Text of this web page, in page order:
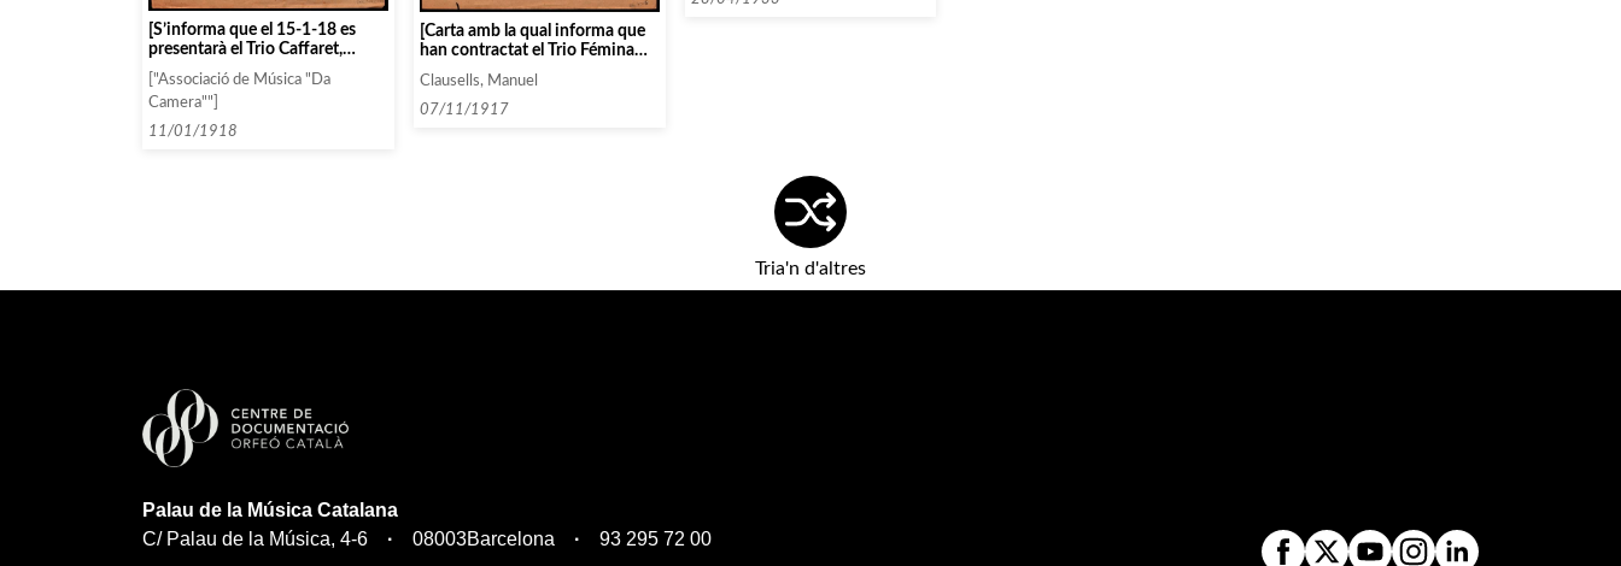
[S’informa que el 15-1-18 es
presentarà el Trio Caffaret,
format per Lucie Caffaret
(piano), Ivonne Astruc (violí) i
Marquerite Caponsacchi (cello)]
["Associació de Música "Da
Camera""]
11/01/1918
[Carta amb la qual informa que
han contractat el Trio Fémina
mitjançant la Casa Daniel i que
Vallin actuarà a finals d’any]
Clausells, Manuel
07/11/1917
Tria'n d'altres
Palau de la Música Catalana
C/ Palau de la Música, 4-6
08003Barcelona 93 295 72 00